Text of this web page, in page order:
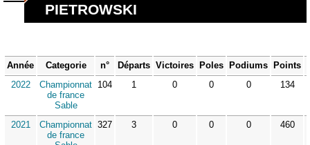
PIETROWSKI
Année Categorie n° Départs Victoires Poles Podiums Points
2022
Championnat
de france
Sable
104 1 0 0 0 134
2021
Championnat
de france
327 3 0 0 0 460